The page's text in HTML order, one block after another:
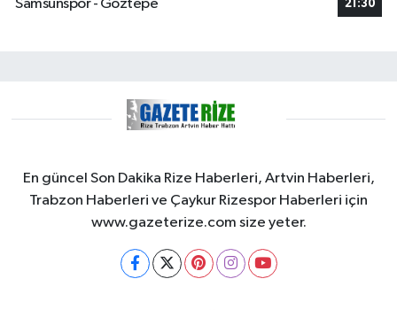
Samsunspor - Göztepe
21:30
En güncel Son Dakika Rize Haberleri, Artvin Haberleri,
Trabzon Haberleri ve Çaykur Rizespor Haberleri için
www.gazeterize.com size yeter.